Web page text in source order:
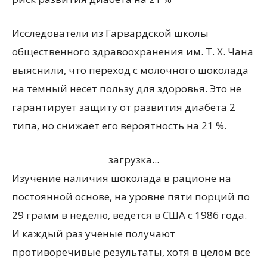
Исследователи из Гарвардской школы
общественного здравоохранения им. Т. Х. Чана
выяснили, что переход с молочного шоколада
на темный несет пользу для здоровья. Это не
гарантирует защиту от развития диабета 2
типа, но снижает его вероятность на 21 %.
загрузка...
Изучение наличия шоколада в рационе на
постоянной основе, на уровне пяти порций по
29 грамм в неделю, ведется в США с 1986 года.
И каждый раз ученые получают
противоречивые результаты, хотя в целом все